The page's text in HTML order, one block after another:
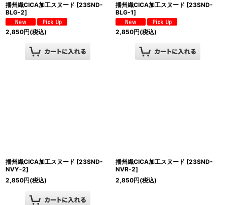
播州織CICA加工スヌード [23SND-
BLG-2]
2,850円(税込)
播州織CICA加工スヌード [23SND-
BLG-1]
2,850円(税込)
播州織CICA加工スヌード [23SND-
NVY-2]
2,850円(税込)
播州織CICA加工スヌード [23SND-
NVR-2]
2,850円(税込)